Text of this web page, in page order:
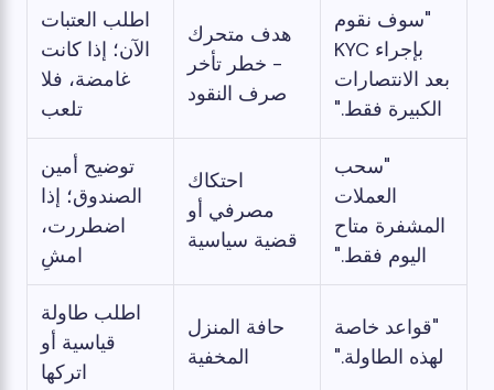
"سوف نقوم
بإجراء KYC
بعد الانتصارات
الكبيرة فقط."
هدف متحرك
- خطر تأخر
صرف النقود
اطلب العتبات
الآن؛ إذا كانت
غامضة، فلا
تلعب
"سحب
العملات
المشفرة متاح
اليوم فقط."
احتكاك
مصرفي أو
قضية سياسية
توضيح أمين
الصندوق؛ إذا
اضطررت،
امشِ
"قواعد خاصة
لهذه الطاولة."
حافة المنزل
المخفية
اطلب طاولة
قياسية أو
اتركها